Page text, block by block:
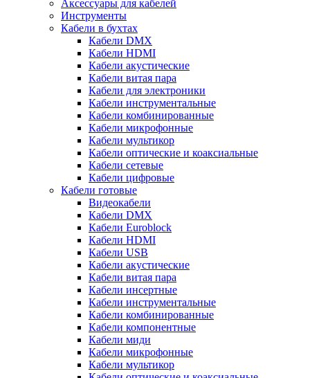
Аксессуары для кабелей
Инструменты
Кабели в бухтах
Кабели DMX
Кабели HDMI
Кабели акустические
Кабели витая пара
Кабели для электроники
Кабели инструментальные
Кабели комбинированные
Кабели микрофонные
Кабели мультикор
Кабели оптические и коаксиальные
Кабели сетевые
Кабели цифровые
Кабели готовые
Видеокабели
Кабели DMX
Кабели Euroblock
Кабели HDMI
Кабели USB
Кабели акустические
Кабели витая пара
Кабели инсертные
Кабели инструментальные
Кабели комбинированные
Кабели компонентные
Кабели миди
Кабели микрофонные
Кабели мультикор